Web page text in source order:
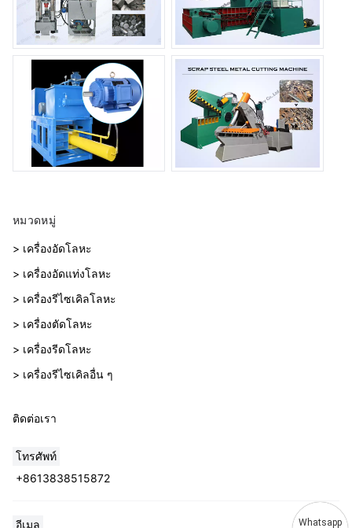
หมวดหมู่
> เครื่องอัดโลหะ
> เครื่องอัดแท่งโลหะ
> เครื่องรีไซเคิลโลหะ
> เครื่องตัดโลหะ
> เครื่องรีดโลหะ
> เครื่องรีไซเคิลอื่น ๆ
ติดต่อเรา
โทรศัพท์
+8613838515872
อีเมล Whatsapp